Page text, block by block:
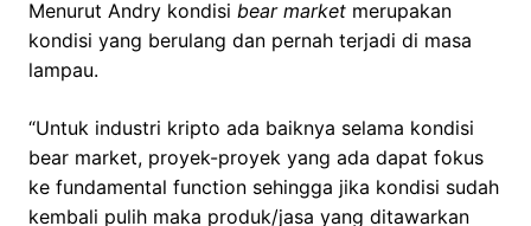
Menurut Andry kondisi bear market merupakan
kondisi yang berulang dan pernah terjadi di masa
lampau.
“Untuk industri kripto ada baiknya selama kondisi
bear market, proyek-proyek yang ada dapat fokus
ke fundamental function sehingga jika kondisi sudah
kembali pulih maka produk/jasa yang ditawarkan